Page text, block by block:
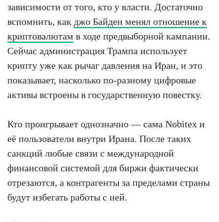
зависимости от того, кто у власти. Достаточно
вспомнить, как джо Байден менял отношение к
криптовалютам в ходе предвыборной кампании.
Сейчас администрация Трампа использует
крипту уже как рычаг давления на Иран, и это
показывает, насколько по-разному цифровые
активы встроены в государственную повестку.
Кто проигрывает однозначно — сама Nobitex и
её пользователи внутри Ирана. После таких
санкций любые связи с международной
финансовой системой для биржи фактически
отрезаются, а контрагенты за пределами страны
будут избегать работы с ней.